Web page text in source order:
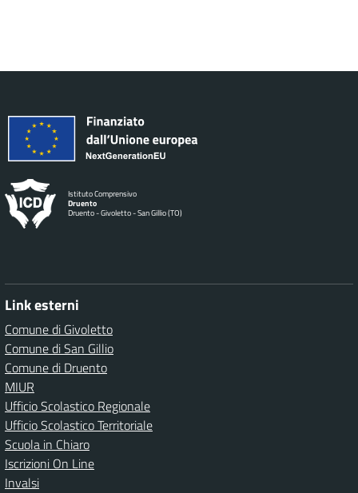
Istituto Comprensivo
Druento
Druento - Givoletto - San Gillio (TO)
Link esterni
Comune di Givoletto
Comune di San Gillio
Comune di Druento
MIUR
Ufficio Scolastico Regionale
Ufficio Scolastico Territoriale
Scuola in Chiaro
Iscrizioni On Line
Invalsi